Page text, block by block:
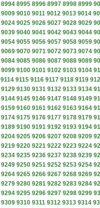
8994 8995 8996 8997 8998 8999
9009 9010 9011 9012 9013 9014
9024 9025 9026 9027 9028 9029
9039 9040 9041 9042 9043 9044
9054 9055 9056 9057 9058 9059
9069 9070 9071 9072 9073 9074
9084 9085 9086 9087 9088 9089
9099 9100 9101 9102 9103 9104
9114 9115 9116 9117 9118 9119
9129 9130 9131 9132 9133 9134
9144 9145 9146 9147 9148 9149
9159 9160 9161 9162 9163 9164
9174 9175 9176 9177 9178 9179
9189 9190 9191 9192 9193 9194
9204 9205 9206 9207 9208 9209
9219 9220 9221 9222 9223 9224
9234 9235 9236 9237 9238 9239
9249 9250 9251 9252 9253 9254
9264 9265 9266 9267 9268 9269
9279 9280 9281 9282 9283 9284
9294 9295 9296 9297 9298 9299
9309 9310 9311 9312 9313 9314